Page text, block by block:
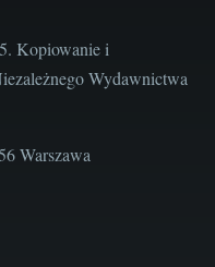
Kopiowanie i
Wydawnictwa
Warszawa